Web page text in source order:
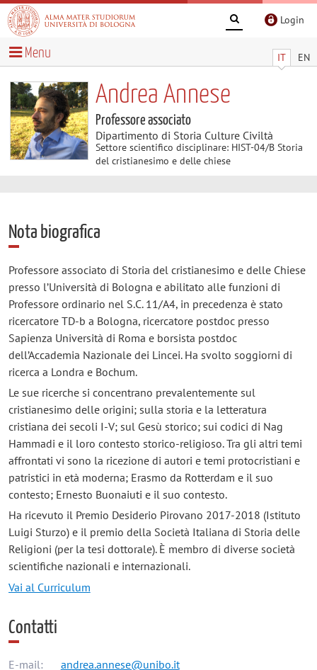
Login
IT EN
Menu
Andrea Annese
Professore associato
Dipartimento di Storia Culture Civiltà
Settore scientifico disciplinare: HIST-04/B Storia
del cristianesimo e delle chiese
Nota biografica
Professore associato di Storia del cristianesimo e delle Chiese
presso l’Università di Bologna e abilitato alle funzioni di
Professore ordinario nel S.C. 11/A4, in precedenza è stato
ricercatore TD-b a Bologna, ricercatore postdoc presso
Sapienza Università di Roma e borsista postdoc
dell’Accademia Nazionale dei Lincei. Ha svolto soggiorni di
ricerca a Londra e Bochum.
Le sue ricerche si concentrano prevalentemente sul
cristianesimo delle origini; sulla storia e la letteratura
cristiana dei secoli I-V; sul Gesù storico; sui codici di Nag
Hammadi e il loro contesto storico-religioso. Tra gli altri temi
affrontati vi sono la ricezione di autori e temi protocristiani e
patristici in età moderna; Erasmo da Rotterdam e il suo
contesto; Ernesto Buonaiuti e il suo contesto.
Ha ricevuto il Premio Desiderio Pirovano 2017-2018 (Istituto
Luigi Sturzo) e il premio della Società Italiana di Storia delle
Religioni (per la tesi dottorale). È membro di diverse società
scientifiche nazionali e internazionali.
Vai al Curriculum
Contatti
E-mail:
andrea.annese@unibo.it